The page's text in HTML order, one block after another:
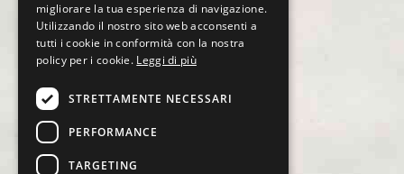
migliorare la tua esperienza di navigazione.
Utilizzando il nostro sito web acconsenti a
tutti i cookie in conformità con la nostra
policy per i cookie. Leggi di più
STRETTAMENTE NECESSARI
PERFORMANCE
TARGETING